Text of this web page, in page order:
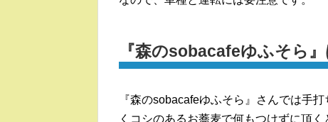
『森のsobacafeゆふそら
『森のsobacafeゆふそら』さんでは手
くコシのあるお蕎麦で何もつけずに頂